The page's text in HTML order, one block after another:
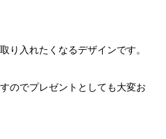
り入れたくなるデザインです。
のでプレゼントとしても大変お